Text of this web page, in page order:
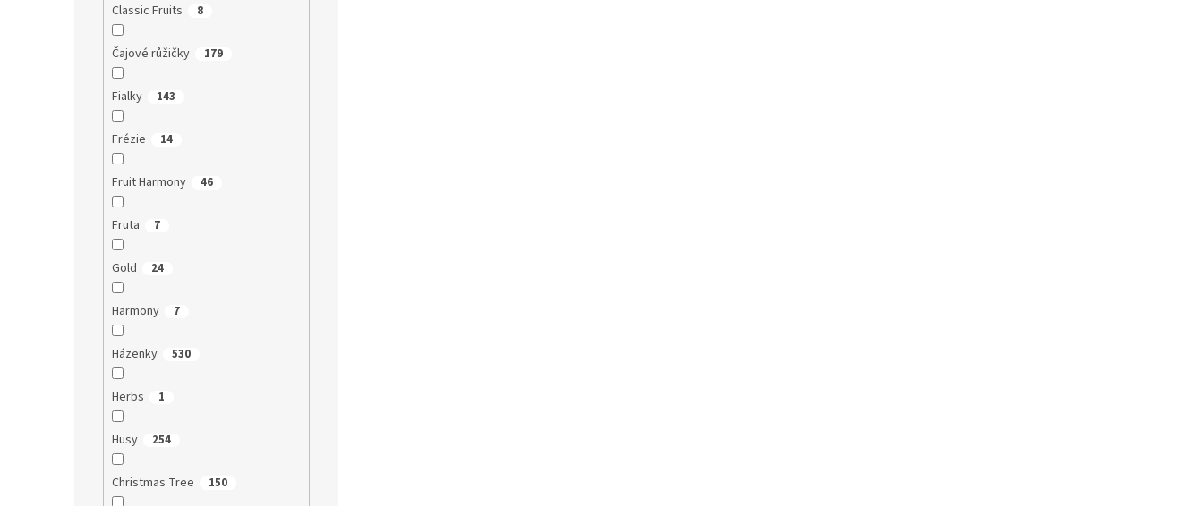
Classic Fruits 8
Čajové růžičky 179
Fialky 143
Frézie 14
Fruit Harmony 46
Fruta 7
Gold 24
Harmony 7
Házenky 530
Herbs 1
Husy 254
Christmas Tree 150